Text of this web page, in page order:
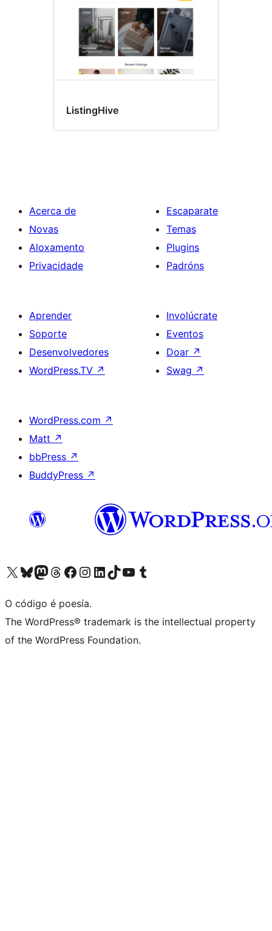
ListingHive
Acerca de
Novas
Aloxamento
Privacidade
Escaparate
Temas
Plugins
Padróns
Aprender
Soporte
Desenvolvedores
WordPress.TV ↗
Involúcrate
Eventos
Doar ↗
Swag ↗
WordPress.com ↗
Matt ↗
bbPress ↗
BuddyPress ↗
Visita la cuenta de X (anteriormente Twitter)
Visita a nosa conta de Bluesky
Visita a nosa conta de Mastodon
Visita a nosa conta de Threads
Visita a nosa páxina de Facebook
Visita a nosa conta de Instagram
Visita a nosa conta de LinkedIn
Visita a nosa conta de TikTok
Visita a nosa canle de YouTube
Visita a nosa conta de Tumblr
O código é poesía.
The WordPress® trademark is the intellectual property
of the WordPress Foundation.